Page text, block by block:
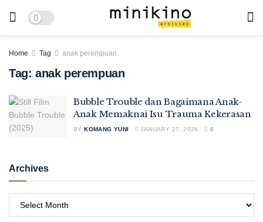
Home Tag anak perempuan
Tag: anak perempuan
Bubble Trouble dan Bagaimana Anak-
Anak Memaknai Isu Trauma Kekerasan
BY KOMANG YUNI JANUARY 27, 2026 0
Archives